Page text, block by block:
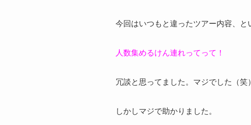
今回はいつもと違ったツアー内容、
人数集めるけん連れってって！
冗談と思ってました。マジでした（笑）
しかしマジで助かりました。